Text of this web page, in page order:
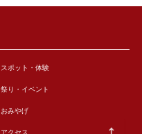
スポット・体験
祭り・イベント
おみやげ
アクセス